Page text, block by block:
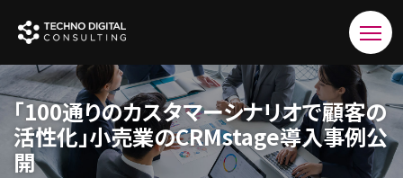
「100通りのカスタマーシナリオで顧客の
活性化」小売業のCRMstage導入事例公
開